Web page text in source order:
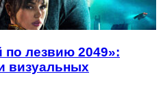
лезвию 2049»:
визуальных